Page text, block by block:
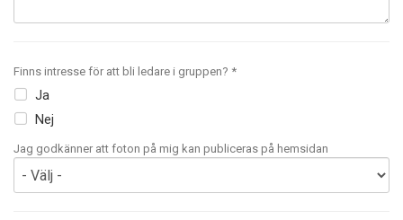
Finns intresse för att bli ledare i gruppen? *
Ja
Nej
Jag godkänner att foton på mig kan publiceras på hemsidan